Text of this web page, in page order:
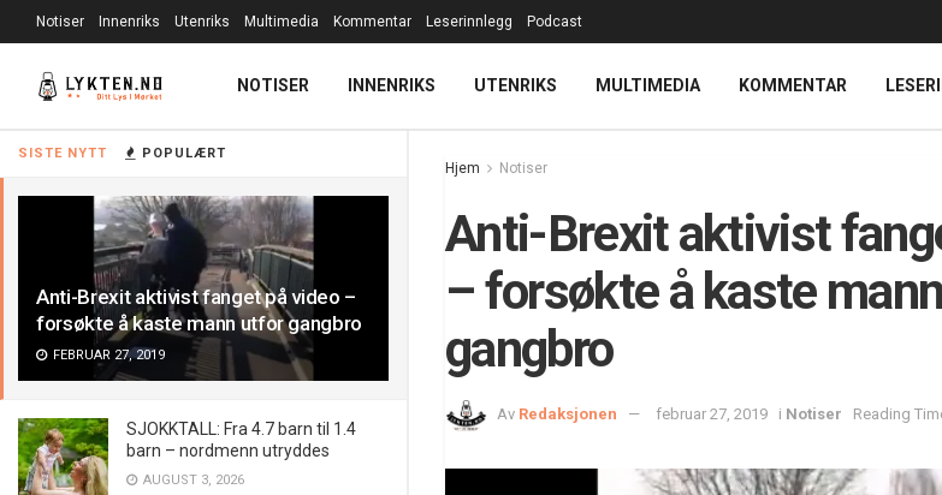
SISTE NYTT POPULÆRT
Anti-Brexit aktivist fanget på video –
forsøkte å kaste mann utfor gangbro
FEBRUAR 27, 2019
SJOKKTALL: Fra 4.7 barn til 1.4
barn – nordmenn utryddes
AUGUST 3, 2026
Notiser Innenriks Utenriks Multimedia Kommentar Leserinnlegg Podcast
NOTISER INNENRIKS UTENRIKS MULTIMEDIA KOMMENTAR
Hjem Notiser
Anti-Brexit aktivist
– forsøkte å kaste
gangbro
Av Redaksjonen februar 27, 2019 i Notiser Reading